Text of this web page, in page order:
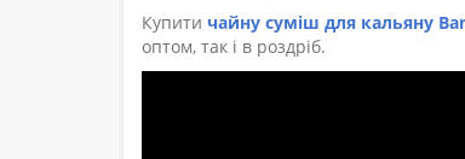
Купити чайну суміш для кальяну
оптом, так і в роздріб.